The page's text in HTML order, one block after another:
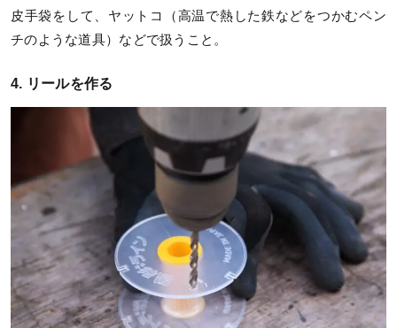
皮手袋をして、ヤットコ（高温で熱した鉄などをつかむペン
チのような道具）などで扱うこと。
4. リールを作る